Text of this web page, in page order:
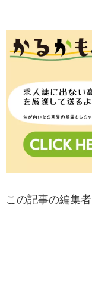
この記事の編集者